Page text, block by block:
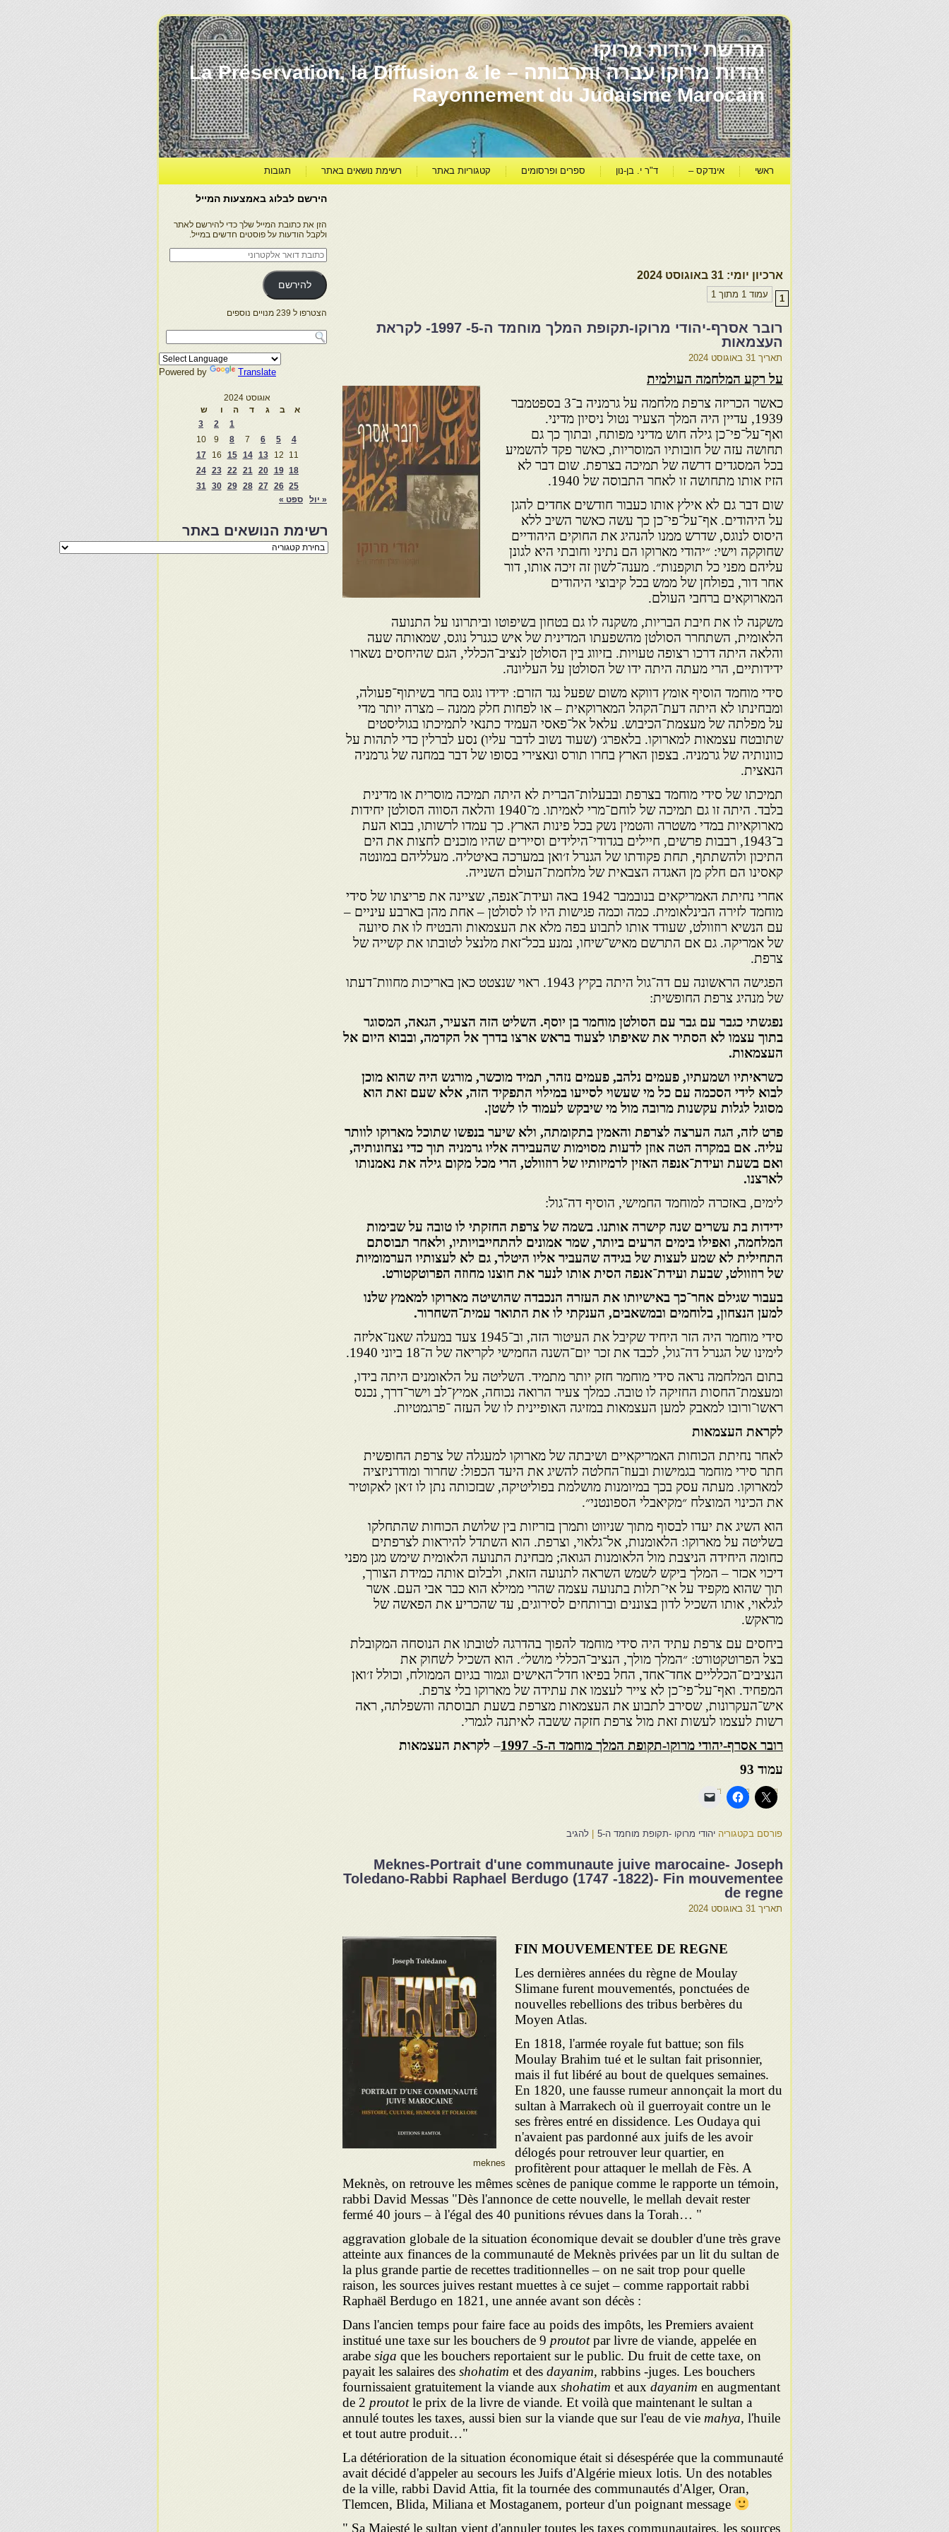
מורשת יהדות מרוקו
יהדות מרוקו עברה ותרבותה – La Préservation, la Diffusion & le
Rayonnement du Judaïsme Marocain
ראשי אינדקס – ד"ר י. בן-נון ספרים ופרסומים קטגוריות באתר רשימת נושאים באתר תגובות
ארכיון יומי: 31 באוגוסט 2024
עמוד 1 מתוך 1 1
רובר אסרף-יהודי מרוקו-תקופת המלך מוחמד ה-5- 1997- לקראת
העצמאות
תאריך 31 באוגוסט 2024
על רקע המלחמה העולמית
כאשר הכריזה צרפת מלחמה על גרמניה ב־3 בספטמבר
1939, עדיין היה המלך הצעיר נטול ניסיון מדיני.
ואף־על־פי־כן גילה חוש מדיני מפותח, ובתוך כך גם
תחושה עזה של חובותיו המוסריות, כאשר פקד להשמיע
בכל המסגדים דרשה של תמיכה בצרפת. שום דבר לא
הזיז אותו מתחושה זו לאחר התבוסה של 1940.
שום דבר גם לא אילץ אותו כעבור חודשים אחדים להגן
על היהודים. אף־על־פי־כן כך עשה כאשר השיב ללא
היסוס לנוגס, שדרש ממנו להנהיג את החוקים היהודיים
שחוקקה וישי: ״יהודי מארוקו הם נתיני וחובתי היא לגונן
עליהם מפני כל תוקפנות״. מענה־לשון זה זיכה אותו, דור
אחר דור, בפולחן של ממש בכל קיבוצי היהודים
המארוקאים ברחבי העולם.
משקנה לו את חיבת הבריות, משקנה לו גם בטחון בשיפוטו וביתרונו על התנועה
הלאומית, השתחרר הסולטן מהשפעתו המדינית של איש כגנרל נוגס, שמאותה שעה
והלאה היתה דרכו רצופה טעויות. בזיווג בין הסולטן לנציב־הכללי, הגם שהיחסים נשארו
ידידותיים, הרי מעתה היתה ידו של הסולטן על העליונה.
סידי מוחמד הוסיף אומץ דווקא משום שפעל נגד הזרם: ידידו נוגס בחר בשיתוף־פעולה,
ומבחינתו לא היתה דעת־הקהל המארוקאית – או לפחות חלק ממנה – מצרה יותר מדי
על מפלתה של מעצמת־הכיבוש. עלאל אל־פאסי העמיד כתנאי לתמיכתו בגוליסטים
שתובטח עצמאות למארוקו. בלאפרג׳ (שעוד נשוב לדבר עליו) נסע לברלין כדי לתהות על
כוונותיה של גרמניה. בצפון הארץ בחרו תורס ונאצירי בסופו של דבר במחנה של גרמניה
הנאצית.
תמיכתו של סידי מוחמד בצרפת ובבעלות־הברית לא היתה תמיכה מוסרית או מדינית
בלבד. היתה זו גם תמיכה של לוחם־מרי לאמיתו. מ־1940 והלאה הסווה הסולטן יחידות
מארוקאיות במדי משטרה והטמין נשק בכל פינות הארץ. כך עמדו לרשותו, בבוא העת
ב־1943, רבבות פרשים, חיילים בגדודי־הילידים וסיירים שהיו מוכנים לחצות את הים
התיכון ולהשתתף, תחת פקודתו של הגנרל ז׳ואן במערכה באיטליה. מעלליהם במונטה
קאסינו הם חלק מן האגדה הצבאית של מלחמת־העולם השנייה.
אחרי נחיתת האמריקאים בנובמבר 1942 באה ועידת־אנפה, שציינה את פריצתו של סידי
מוחמד לזירה הבינלאומית. כמה וכמה פגישות היו לו לסולטן – אחת מהן בארבע עיניים –
עם הנשיא רוזוולט, שעודד אותו לתבוע בפה מלא את העצמאות והבטיח לו את סיועה
של אמריקה. גם אם התרשם מאיש־שיחו, נמנע בכל־זאת מלנצל לטובתו את קשייה של
צרפת.
הפגישה הראשונה עם דה־גול היתה בקיץ 1943. ראוי שנצטט כאן באריכות מחוות־דעתו
של מנהיג צרפת החופשית:
נפגשתי כגבר עם גבר עם הסולטן מוחמר בן יוסף. השליט הזה הצעיר, הגאה, המסוגר
בתוך עצמו לא הסתיר את שאיפתו לצעוד בראש ארצו בדרך אל הקדמה, ובבוא היום אל
העצמאות.
כשראיתיו ושמעתיו, פעמים נלהב, פעמים נזהר, תמיד מוכשר, מורגש היה שהוא מוכן
לבוא לידי הסכמה עם כל מי שעשוי לסייעו במילוי התפקיד הזה, אלא שעם זאת הוא
מסוגל לגלות עקשנות מרובה מול מי שיבקש לעמוד לו לשטן.
פרט לזה, הגה הערצה לצרפת והאמין בתקומתה, ולא שיער בנפשו שתוכל מארוקו לוותר
עליה. אם במקרה הטה אוזן לדעות מסוימות שהעבירה אליו גרמניה תוך כדי נצחונותיה,
ואם בשעת ועידת־אנפה האזין לרמיזותיו של רוזוולט, הרי מכל מקום גילה את נאמנותו
לארצנו.
לימים, באזכרה למוחמד החמישי, הוסיף דה־גול:
ידידות בת עשרים שנה קישרה אותנו. בשמה של צרפת החזקתי לו טובה על שבימות
המלחמה, ואפילו בימים הרעים ביותר, שמר אמונים להתחייבויותיו, ולאחר תבוסתם
התחילית לא שמע לעצות של בגידה שהעביר אליו היטלר, גם לא לעצותיו הערמומיות
של רוזוולט, שבעת ועידת־אנפה הסית אותו לנער את חוצנו מחוזה הפרוטקטורט.
בעבור שגילם אחר־כך באישיותו את העזרה הנכבדה שהושיטה מארוקו למאמץ שלנו
למען הנצחון, בלוחמים ובמשאבים, הענקתי לו את התואר עמית־השחרור.
סידי מוחמר היה הזר היחיד שקיבל את העיטור הזה, וב־1945 צעד במעלה שאנז־אליזה
לימינו של הגנרל דה־גול, לכבד את זכר יום־השנה החמישי לקריאה של ה־18 ביוני 1940.
בתום המלחמה נראה סידי מוחמר חזק יותר מתמיד. השליטה על הלאומנים היתה בידו,
ומעצמת־החסות החזיקה לו טובה. כמלך צעיר הרואה נכוחה, אמיץ־לב וישר־דרך, נכנס
ראשו־ורובו למאבק למען העצמאות במזיגה האופיינית לו של העזה ־פרגמטיות.
לקראת העצמאות
לאחר נחיתת הכוחות האמריקאיים ושיבתה של מארוקו למעגלה של צרפת החופשית
חתר סירי מוחמר בגמישות ובעוז־החלטה להשיג את היעד הכפול: שחרור ומודרניזציה
למארוקו. מעתה עסק בכך במיומנות מושלמת בפוליטיקה, שבזכותה נתן לו ז׳אן לאקוטיר
את הכינוי המוצלח ״מקיאבלי הספונטני״.
הוא השיג את יעדו לבסוף מתוך שניווט ותמרן בזריזות בין שלושת הכוחות שהתחלקו
בשליטה על מארוקו: הלאומנות, אל־גלאוי, וצרפת. הוא השתדל להיראות לצרפתים
כחומה היחידה הניצבת מול הלאומנות הגואה; מבחינת התנועה הלאומית שימש מגן מפני
דיכוי אכזר – המלך ביקש לשמש השראה לתנועה הזאת, ולבלום אותה כמידת הצורך,
תוך שהוא מקפיד על אי־תלות בתנועה עצמה שהרי ממילא הוא כבר אבי העם. אשר
לגלאוי, אותו השכיל לדון בצוננים וברותחים לסירוגים, עד שהכריע את הפאשה של
מראקש.
ביחסים עם צרפת עתיד היה סידי מוחמד להפוך בהדרגה לטובתו את הנוסחה המקובלת
בצל הפרוטקטורט: ״המלך מולך, הנציב־הכללי מושל״. הוא השכיל לשחוק את
הנציבים־הכלליים אחד־אחד, החל בפיאו חדל־האישים וגמור בגיום הממולח, וכולל ז׳ואן
המפחיד. ואף־על־פי־כן לא צייר לעצמו את עתידה של מארוקו בלי צרפת.
איש־העקרונות, שסירב לתבוע את העצמאות מצרפת בשעת תבוסתה והשפלתה, ראה
רשות לעצמו לעשות זאת מול צרפת חזקה ששבה לאיתנה לגמרי.
רובר אסרף-יהודי מרוקו-תקופת המלך מוחמד ה-5- 1997
– לקראת העצמאות
עמוד 93
פורסם בקטגוריה יהודי מרוקו -תקופת מוחמד ה-5 להגיב
Meknes-Portrait d'une communaute juive marocaine- Joseph
Toledano-Rabbi Raphael Berdugo (1747 -1822)- Fin mouvementee
de regne
תאריך 31 באוגוסט 2024
meknes
FIN MOUVEMENTEE DE REGNE
Les dernières années du règne de Moulay
Slimane furent mouvementés, ponctuées de
nouvelles rebellions des tribus berbères du
Moyen Atlas.
En 1818, l'armée royale fut battue; son fils
Moulay Brahim tué et le sultan fait prisonnier,
mais il fut libéré au bout de quelques semaines.
En 1820, une fausse rumeur annonçait la mort du
sultan à Marrakech où il guerroyait contre un le
ses frères entré en dissidence. Les Oudaya qui
n'avaient pas pardonné aux juifs de les avoir
délogés pour retrouver leur quartier, en
profitèrent pour attaquer le mellah de Fès. A
Meknès, on retrouve les mêmes scènes de panique comme le rapporte un témoin,
rabbi David Messas "Dès l'annonce de cette nouvelle, le mellah devait rester
fermé 40 jours – à l'égal des 40 punitions révues dans la Torah… "
aggravation globale de la situation économique devait se doubler d'une très grave
atteinte aux finances de la communauté de Meknès privées par un lit du sultan de
la plus grande partie de recettes traditionnelles – on ne sait trop pour quelle
raison, les sources juives restant muettes à ce sujet – comme rapportait rabbi
Raphaël Berdugo en 1821, une année avant son décès :
Dans l'ancien temps pour faire face au poids des impôts, les Premiers avaient
institué une taxe sur les bouchers de 9 proutotpar livre de viande, appelée en
arabe siga que les bouchers reportaient sur le public. Du fruit de cette taxe, on
payait les salaires des shohatim et des dayanim, rabbins -juges. Les bouchers
fournissaient gratuitement la viande aux shohatim et aux dayanim en augmen­tant
de 2 proutotle prix de la livre de viande. Et voilà que maintenant le sultan a
annulé toutes les taxes, aussi bien sur la viande que sur l'eau de vie mahya, l'huile
et tout autre produit…"
La détérioration de la situation économique était si désespérée que la com­munauté
avait décidé d'appeler au secours les Juifs d'Algérie mieux lotis. Un des notables
de la ville, rabbi David Attia, fit la tournée des communau­tés d'Alger, Oran,
Tlemcen, Blida, Miliana et Mostaganem, porteur d'un poi­gnant message
" Sa Majesté le sultan vient d'annuler toutes les taxes communautaires, les sources
הירשם לבלוג באמצעות המייל
הזן את כתובת המייל שלך כדי להירשם לאתר
ולקבל הודעות על פוסטים חדשים במייל.
כתובת
דואר
אלקטרוני
להירשם
הצטרפו ל 239 מנויים נוספים
Powered by Translate
אוגוסט 2024
א
ב ג ד ה ו
ש
1
2
3
4
5
6
7
8
9
10
11
12
13
14
15
16
17
18
19
20
21
22
23
24
25
26
27
28
29
30
31
« יול
ספט »
רשימת הנושאים באתר
רשימת
הנושאים